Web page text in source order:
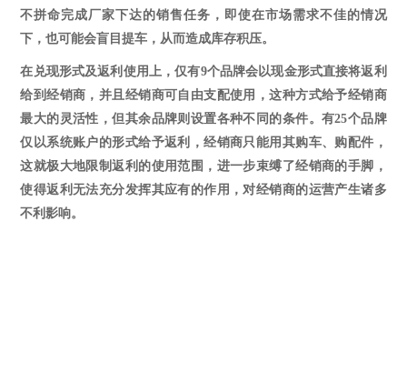
不拼命完成厂家下达的销售任务，即使在市场需求不佳的情况
下，也可能会盲目提车，从而造成库存积压。
在兑现形式及返利使用上，仅有9个品牌会以现金形式直接将返利
给到经销商，并且经销商可自由支配使用，这种方式给予经销商
最大的灵活性 ，但其余品牌则设置各种不同的条件。 有25个品牌
仅以系统账户的形式给予返利，经销商只能用其购车、购配件，
这就极大地限制返利的使用范围，进一步束缚了经销商的手脚，
使得返利无法充分发挥其应有的作用，对经销商的运营产生诸多
不利影响。